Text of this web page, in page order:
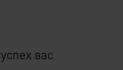
успех вас